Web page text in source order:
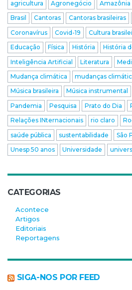
agricultura Agronegócio Amazônia
Brasil
Cantoras Cantoras brasileiras
Coronavírus
Covid-19 Cultura
Educação
Física História
História
Inteligência Artificial
Literatura
Mudança climática
mudanças
Música brasileira
Música instrumental
Pandemia
Pesquisa Prato do Dia
Relações INternacionais
rio claro
saúde pública
sustentabilidade São
Unesp 50 anos
Universidade
CATEGORIAS
Acontece
Artigos
Editoriais
Reportagens
SIGA-NOS POR FEED